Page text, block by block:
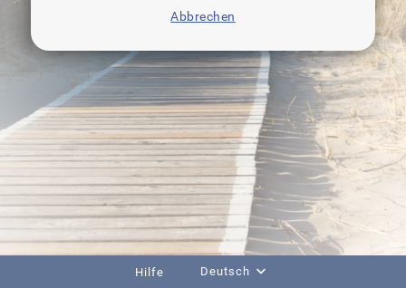
Abbrechen
Hilfe Deutsch